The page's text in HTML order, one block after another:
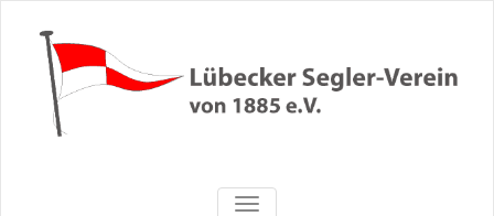
springen
NAVIGATION UMSCHALTEN